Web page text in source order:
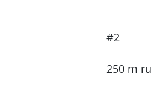
#2
250 m